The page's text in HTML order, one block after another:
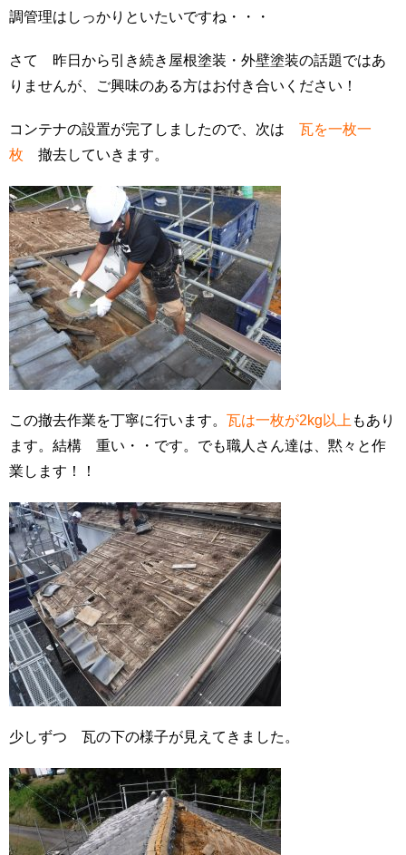
調管理はしっかりといたいですね・・・
さて 昨日から引き続き屋根塗装・外壁塗装の話題ではあ
りませんが、ご興味のある方はお付き合いください！
コンテナの設置が完了しましたので、次は 瓦を一枚一
枚 撤去していきます。
この撤去作業を丁寧に行います。 瓦は一枚が2kg以上 もあり
ます。結構 重い・・です。でも職人さん達は、黙々と作
業します！！
少しずつ 瓦の下の様子が見えてきました。